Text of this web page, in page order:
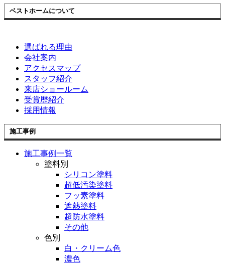
ベストホームについて
選ばれる理由
会社案内
アクセスマップ
スタッフ紹介
来店ショールーム
受賞歴紹介
採用情報
施工事例
施工事例一覧
塗料別
シリコン塗料
超低汚染塗料
フッ素塗料
遮熱塗料
超防水塗料
その他
色別
白・クリーム色
濃色